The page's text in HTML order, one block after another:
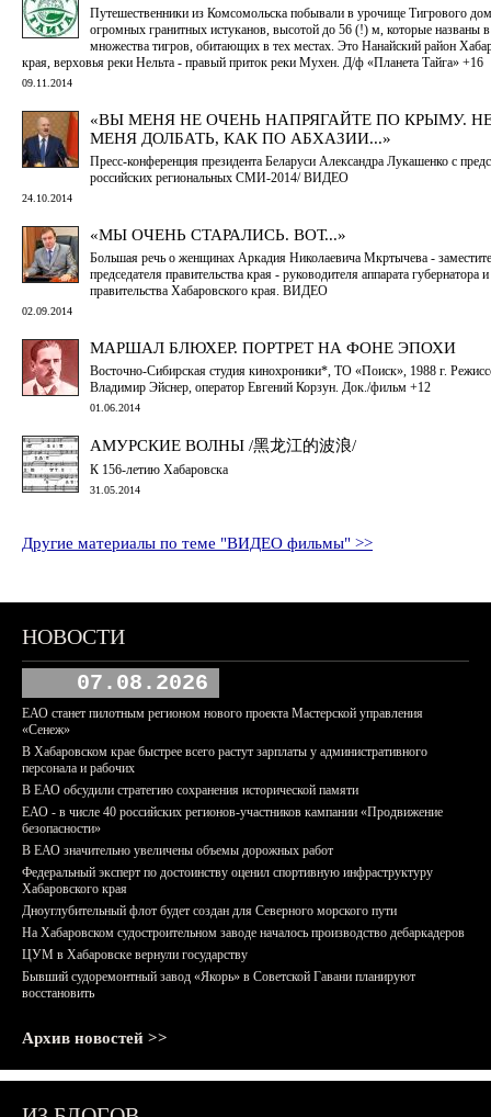
Путешественники из Комсомольска побывали в урочище Тигрового
огромных гранитных истуканов, высотой до 56 (!) м, которые названы в
множества тигров, обитающих в тех местах. Это Нанайский район
края, верховья реки Нельта - правый приток реки Мухен. Д/ф «Планета Тайга» +16
09.11.2014
«ВЫ МЕНЯ НЕ ОЧЕНЬ НАПРЯГАЙТЕ ПО КРЫМУ.
МЕНЯ ДОЛБАТЬ, КАК ПО АБХАЗИИ...»
Пресс-конференция президента Беларуси Александра Лукашенко с
российских региональных СМИ-2014/ ВИДЕО
24.10.2014
«МЫ ОЧЕНЬ СТАРАЛИСЬ. ВОТ...»
Большая речь о женщинах Аркадия Николаевича Мкртычева -
председателя правительства края - руководителя аппарата губернатора и
правительства Хабаровского края. ВИДЕО
02.09.2014
МАРШАЛ БЛЮХЕР. ПОРТРЕТ НА ФОНЕ ЭПОХИ
Восточно-Сибирская студия кинохроники*, ТО «Поиск», 1988 г.
Владимир Эйснер, оператор Евгений Корзун. Док./фильм +12
01.06.2014
АМУРСКИЕ ВОЛНЫ /黑龙江的波浪/
К 156-летию Хабаровска
31.05.2014
Другие материалы по теме "ВИДЕО фильмы" >>
НОВОСТИ
07.08.2026
ЕАО станет пилотным регионом нового проекта Мастерской управления
«Сенеж»
В Хабаровском крае быстрее всего растут зарплаты у административного
персонала и рабочих
В ЕАО обсудили стратегию сохранения исторической памяти
ЕАО - в числе 40 российских регионов-участников кампании «Продвижение
безопасности»
В ЕАО значительно увеличены объемы дорожных работ
Федеральный эксперт по достоинству оценил спортивную инфраструктуру
Хабаровского края
Дноуглубительный флот будет создан для Северного морского пути
На Хабаровском судостроительном заводе началось производство дебаркадеров
ЦУМ в Хабаровске вернули государству
Бывший судоремонтный завод «Якорь» в Советской Гавани планируют
восстановить
Архив новостей >>